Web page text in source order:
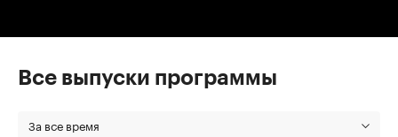
Все выпуски программы
За все время